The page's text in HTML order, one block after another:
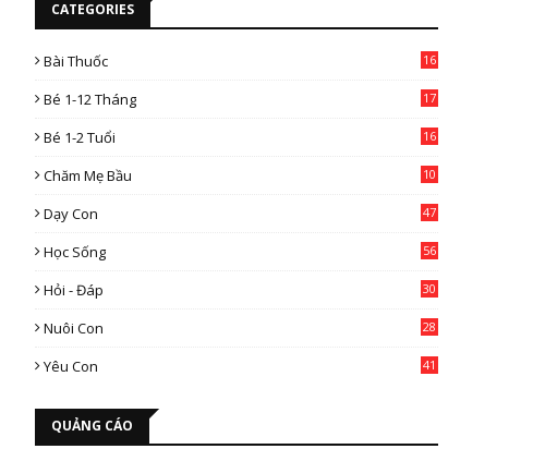
CATEGORIES
Bài Thuốc
16
Bé 1-12 Tháng 17
Bé 1-2 Tuổi 16
Chăm Mẹ Bầu
10
Dạy Con
47
Học Sống 56
Hỏi - Đáp 30
Nuôi Con
28
Yêu Con
41
QUẢNG CÁO